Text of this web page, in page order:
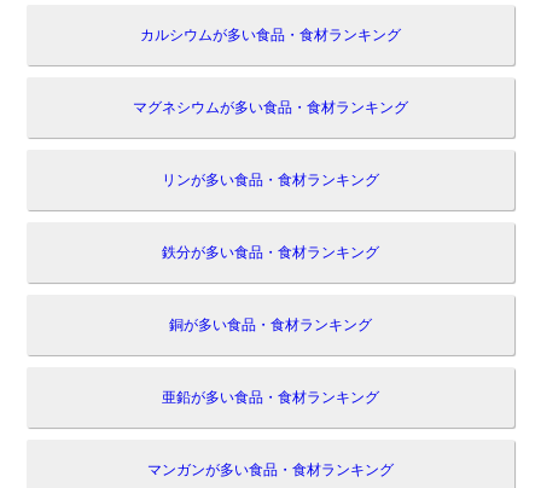
カルシウムが多い食品・食材ランキング
マグネシウムが多い食品・食材ランキング
リンが多い食品・食材ランキング
鉄分が多い食品・食材ランキング
銅が多い食品・食材ランキング
亜鉛が多い食品・食材ランキング
マンガンが多い食品・食材ランキング